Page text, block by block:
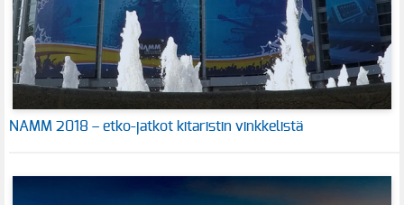
NAMM 2018 – etko-jatkot kitaristin vinkkelistä